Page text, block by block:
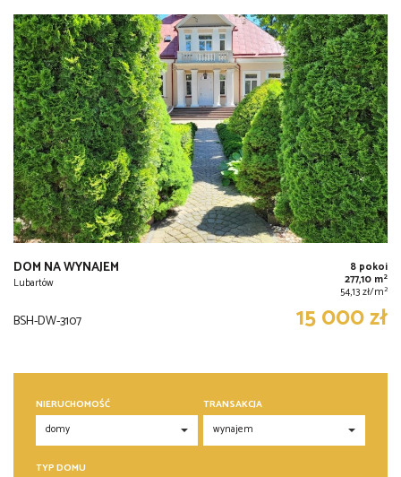
DOM NA WYNAJEM
Lubartów
8 pokoi
277,10 m2
54,13 zł/m2
BSH-DW-3107 15 000 zł
NIERUCHOMOŚĆ TRANSAKCJA
TYP DOMU